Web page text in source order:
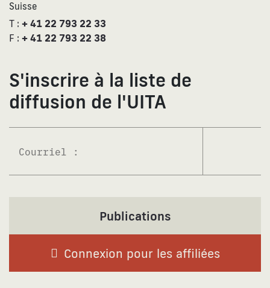
Suisse
T : + 41 22 793 22 33
F : + 41 22 793 22 38
S'inscrire à la liste de
diffusion de l'UITA
Publications
Connexion pour les affiliées